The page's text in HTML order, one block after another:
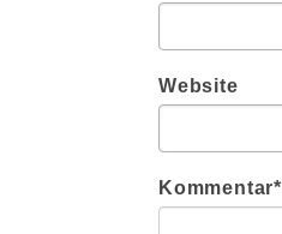
Website
Kommentar*